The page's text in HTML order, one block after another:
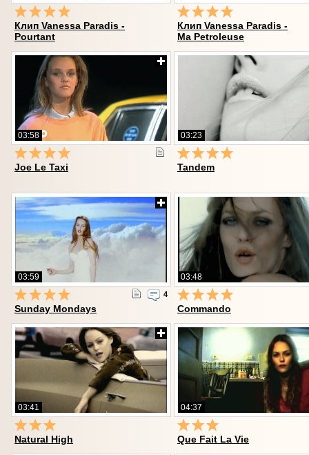
Клип Vanessa Paradis -
Pourtant
Клип Vanessa Paradis -
Ma Petroleuse
03:58
Joe Le Taxi
03:23
Tandem
03:59
4
Sunday Mondays
03:48
Commando
03:41
Natural High
04:37
Que Fait La Vie